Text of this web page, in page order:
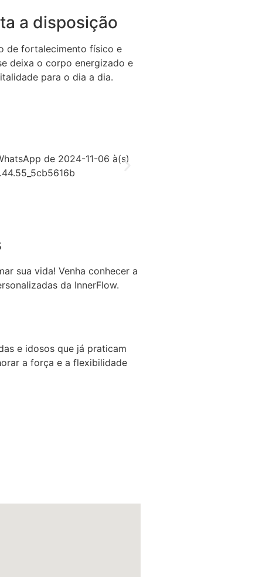
a disposição
de fortalecimento físico e
deixa o corpo energizado e
para o dia a dia.
sua vida! Venha conhecer a
da InnerFlow.
e idosos que já praticam
a força e a flexibilidade